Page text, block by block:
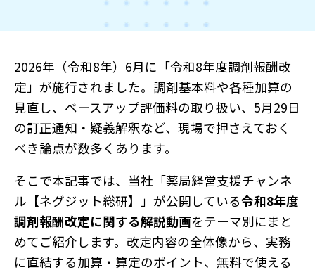
2026年（令和8年）6月に「令和8年度調剤報酬改
定」が施行されました。調剤基本料や各種加算の
見直し、ベースアップ評価料の取り扱い、5月29日
の訂正通知・疑義解釈など、現場で押さえておく
べき論点が数多くあります。
そこで本記事では、当社「薬局経営支援チャンネ
ル【ネグジット総研】」が公開している令和8年度
調剤報酬改定に関する解説動画をテーマ別にまと
めてご紹介します。改定内容の全体像から、実務
に直結する加算・算定のポイント、無料で使える